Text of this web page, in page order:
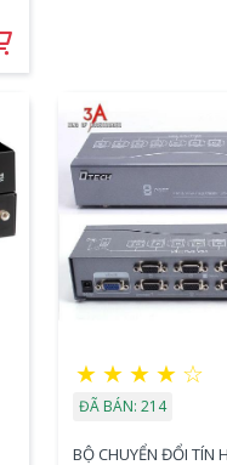
★ ★ ★ ★ ☆
ĐÃ BÁN: 214
BỘ CHUYỂN ĐỔI TÍN